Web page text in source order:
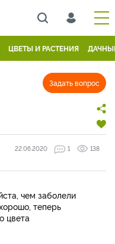
ЦВЕТЫ И РАСТЕНИЯ
Задать вопрос
22.06.2020 1 138
чем заболели
теперь
цвета